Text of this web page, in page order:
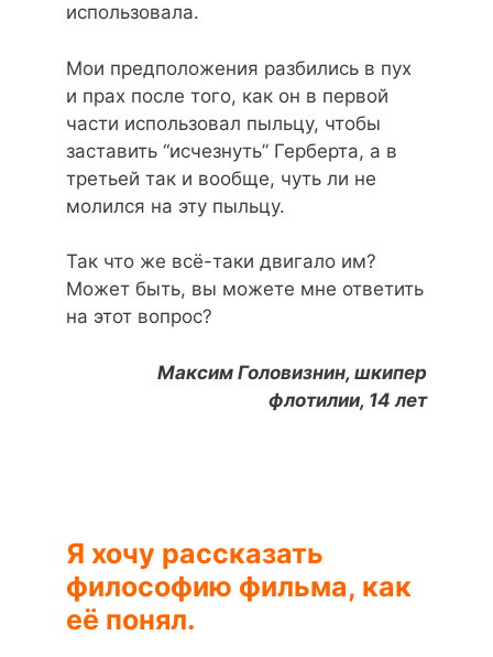
использовала.
Мои предположения разбились в пух
и прах после того, как он в первой
части использовал пыльцу, чтобы
заставить “исчезнуть” Герберта, а в
третьей так и вообще, чуть ли не
молился на эту пыльцу.
Так что же всё-таки двигало им?
Может быть, вы можете мне ответить
на этот вопрос?
Максим Головизнин, шкипер
флотилии, 14 лет
Я хочу рассказать
философию фильма, как
её понял.